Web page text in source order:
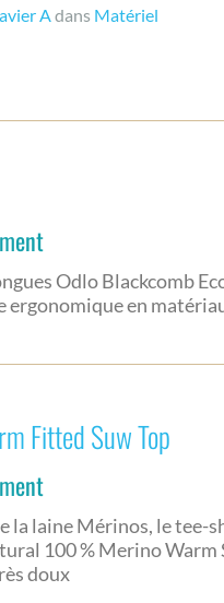
Adans Matériel
Odlo Blackcomb
en
Fitted Suw Top
la laine Mérinos, le tee-
100 % Merino Warm
doux